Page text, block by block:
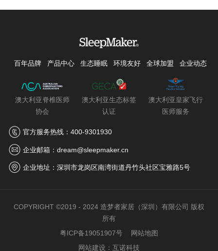
百年品牌 产品中心 生态睡眠 环境友好 全球加盟 企业动态
澳大利亚脊椎医师
协会
澳大利亚生态标签
认证
澳大利亚皇家飞行
医师服务
官方服务热线：400-9301930
企业邮箱：dream@sleepmaker.cn
企业地址：深圳市龙岗区南湾街道丹竹头社区宝雅路5号
COPYRIGHT ©2019 - 2024 造梦者家居（深圳）有限公司 版权
所有
粤ICP备19051907号
网站地图
网站建设 ： 互诺科技